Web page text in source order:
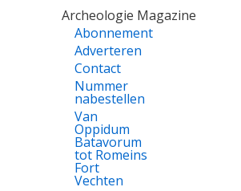
Archeologie Magazine
Abonnement
Adverteren
Contact
Nummer
nabestellen
Van
Oppidum
Batavorum
tot Romeins
Fort
Vechten